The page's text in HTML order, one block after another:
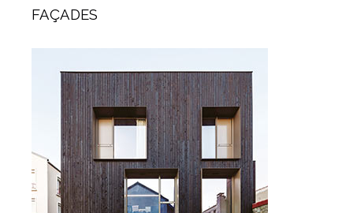
FAÇADES